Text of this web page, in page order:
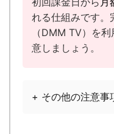
れる仕組みです。
（DMM TV）を
意しましょう。
+ その他の注意事